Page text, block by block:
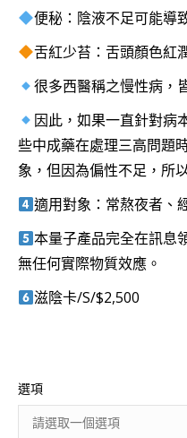
便秘：陰液不足可能導
舌紅少苔：舌頭顏色紅
很多西醫稱之慢性病，
因此，如果一直針對病
些中成藥在處理三高問題
象，但因為偏性不足，所
適用對象：常熬夜者、
本量子產品完全在訊息
無任何實際物質效應。
滋陰卡/S/$2,500
選項